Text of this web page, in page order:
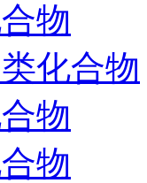
物
化合物
物
物